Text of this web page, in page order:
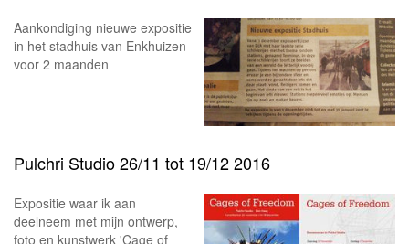
Aankondiging nieuwe expositie
in het stadhuis van Enkhuizen
voor 2 maanden
Pulchri Studio 26/11 tot 19/12 2016
Expositie waar ik aan
deelneem met mijn ontwerp,
foto en kunstwerk 'Cage of